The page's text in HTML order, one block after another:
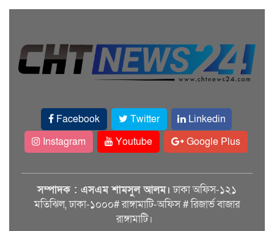
Facebook Twitter
Linkedin
Instagram
Youtube Google Plus
সম্পাদক : এসএম শামসুল আলম। ঢাকা অফিস-১২১
মতিঝিল, ঢাকা-১০০০# রাঙ্গামাটি-অফিস # রিজার্ভ বাজার
রাঙ্গামাটি।